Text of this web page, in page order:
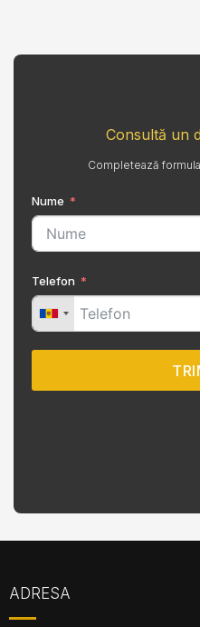
Consultă un
Completează
Nume
Telefon
ADRESA